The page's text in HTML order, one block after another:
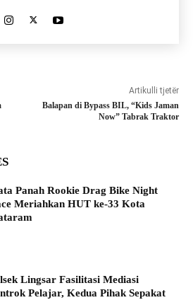
Artikulli tjetër
Balapan di Bypass BIL, “Kids Jaman
Now” Tabrak Traktor
Panah Rookie Drag Bike Night
Meriahkan HUT ke-33 Kota
Lingsar Fasilitasi Mediasi
Pelajar, Kedua Pihak Sepakat